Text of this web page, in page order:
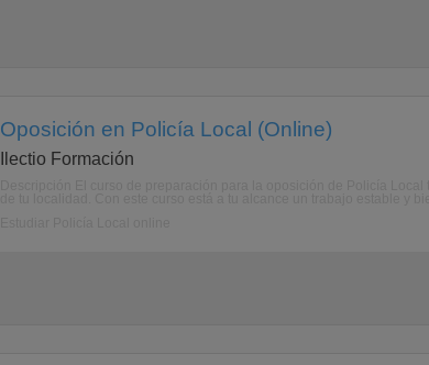
Oposición en Policía Local (Online)
Ilectio Formación